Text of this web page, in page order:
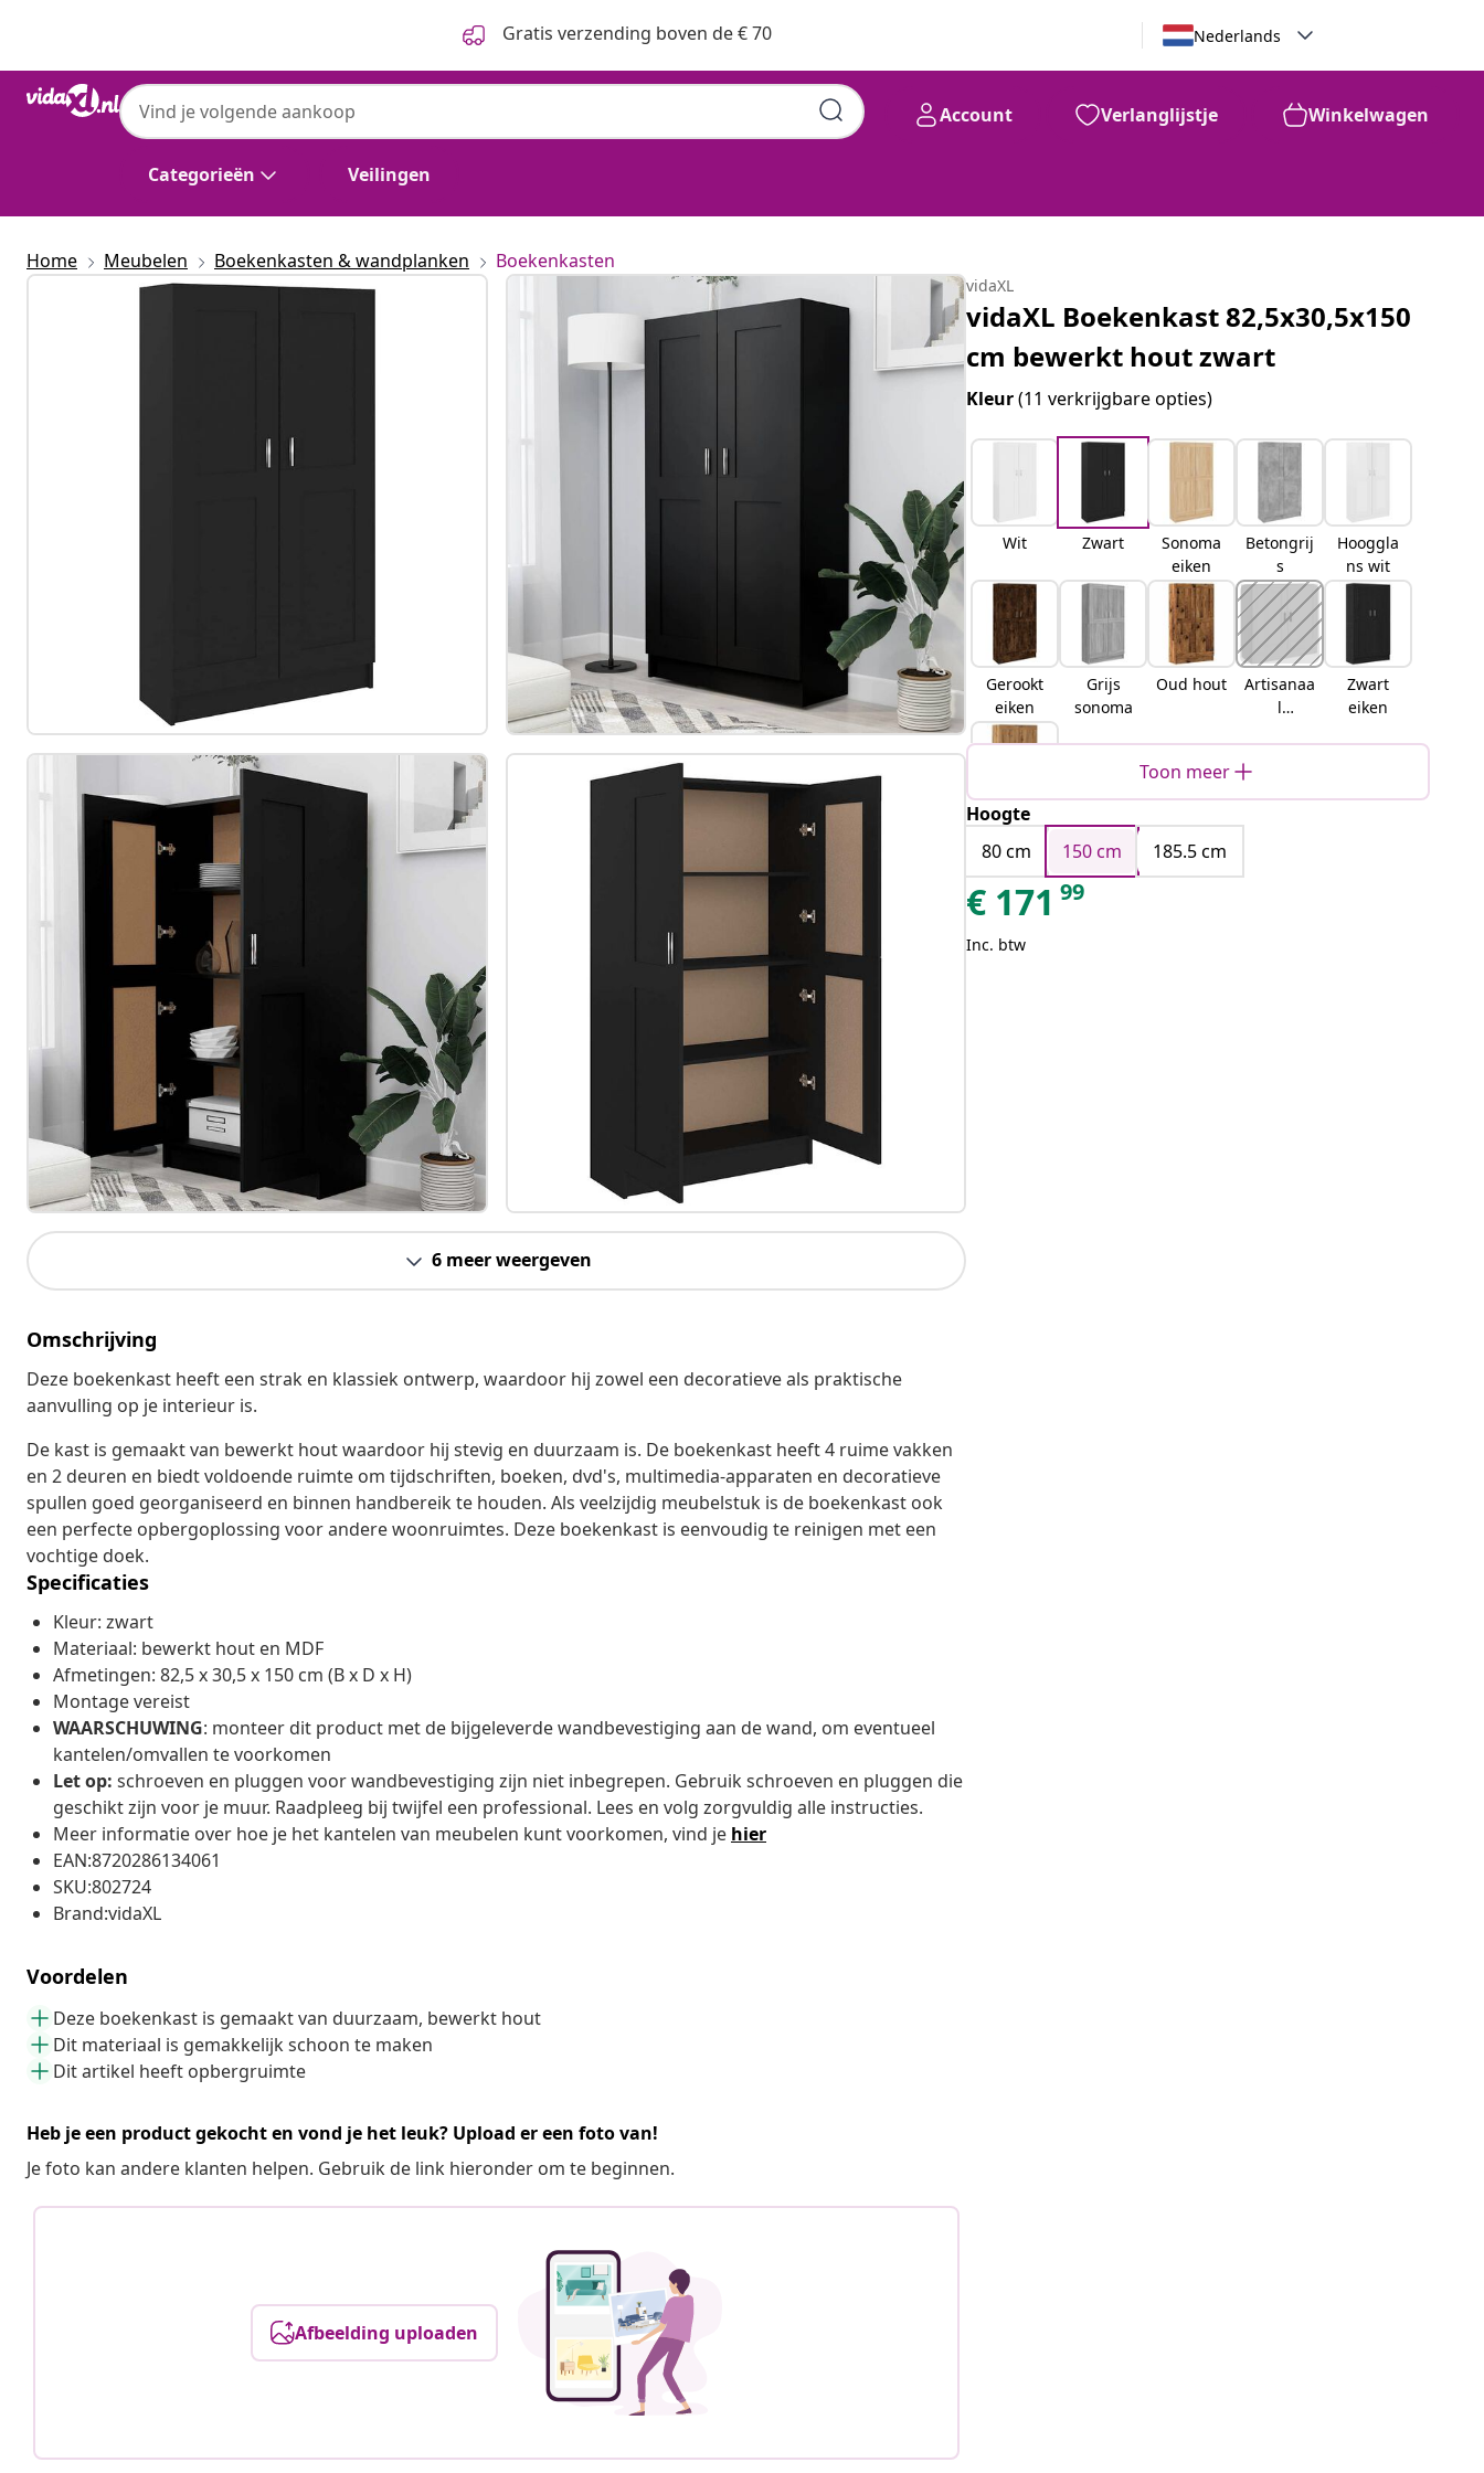
Gratis verzending boven de € 70 Nederlands
Categorieën Veilingen
Account Verlanglijstje Winkelwagen
Home Meubelen Boekenkasten & wandplanken Boekenkasten
6 meer weergeven
Omschrijving
Deze boekenkast heeft een strak en klassiek ontwerp, waardoor hij zowel een decoratieve als praktische
aanvulling op je interieur is.
De kast is gemaakt van bewerkt hout waardoor hij stevig en duurzaam is. De boekenkast heeft 4 ruime vakken
en 2 deuren en biedt voldoende ruimte om tijdschriften, boeken, dvd's, multimedia-apparaten en decoratieve
spullen goed georganiseerd en binnen handbereik te houden. Als veelzijdig meubelstuk is de boekenkast ook
een perfecte opbergoplossing voor andere woonruimtes. Deze boekenkast is eenvoudig te reinigen met een
vochtige doek.
Specificaties
Kleur: zwart
Materiaal: bewerkt hout en MDF
Afmetingen: 82,5 x 30,5 x 150 cm (B x D x H)
Montage vereist
WAARSCHUWING: monteer dit product met de bijgeleverde wandbevestiging aan de wand, om eventueel
kantelen/omvallen te voorkomen
Let op: schroeven en pluggen voor wandbevestiging zijn niet inbegrepen. Gebruik schroeven en pluggen die
geschikt zijn voor je muur. Raadpleeg bij twijfel een professional. Lees en volg zorgvuldig alle instructies.
Meer informatie over hoe je het kantelen van meubelen kunt voorkomen, vind je hier
EAN:8720286134061
SKU:802724
Brand:vidaXL
Voordelen
Deze boekenkast is gemaakt van duurzaam, bewerkt hout
Dit materiaal is gemakkelijk schoon te maken
Dit artikel heeft opbergruimte
Heb je een product gekocht en vond je het leuk? Upload er een foto van!
Je foto kan andere klanten helpen. Gebruik de link hieronder om te beginnen.
Afbeelding uploaden
vidaXL
vidaXL Boekenkast 82,5x30,5x150
cm bewerkt hout zwart
Kleur(11 verkrijgbare opties)
Wit Zwart
Sonoma
eiken
Betongrij
s
Hooggla
ns wit
Gerookt
eiken
Grijs
sonoma
Oud hout
Artisanaa
l
eikenkleu
Zwart
eiken
Artisian
oakartisi
an oak
Toon meer
Hoogte
80 cm
150 cm 185.5 cm
€ 171 99
Inc. btw